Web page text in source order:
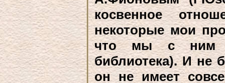
косвенное
некоторые мои
что мы с ним
библиотека). И не
он не имеет